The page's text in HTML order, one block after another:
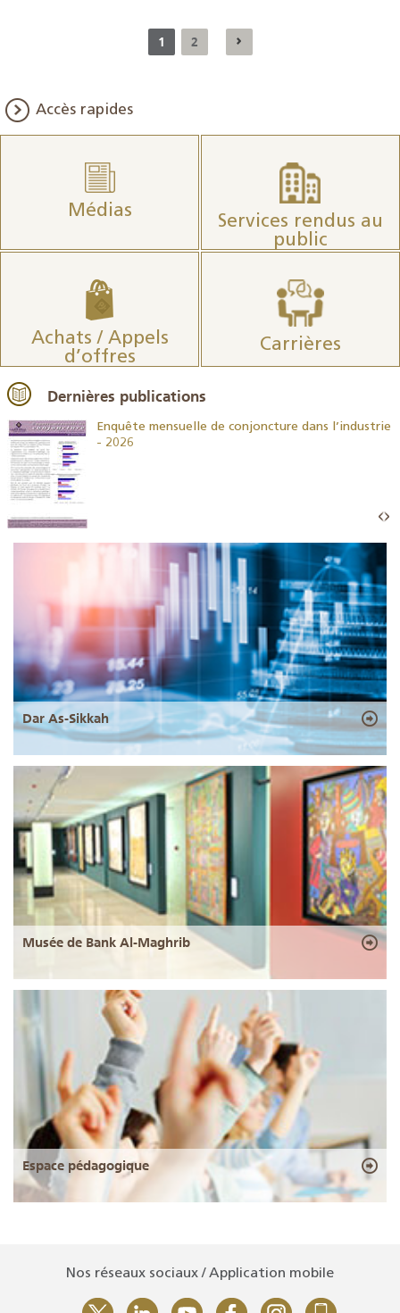
1 2
Accès rapides
Médias
Services rendus au
public
Achats / Appels
d’offres
Carrières
Dernières publications
Enquête mensuelle de conjoncture dans l’industrie
- 2026
Dar As-Sikkah
Musée de Bank Al-Maghrib
Espace pédagogique
Nos réseaux sociaux / Application mobile